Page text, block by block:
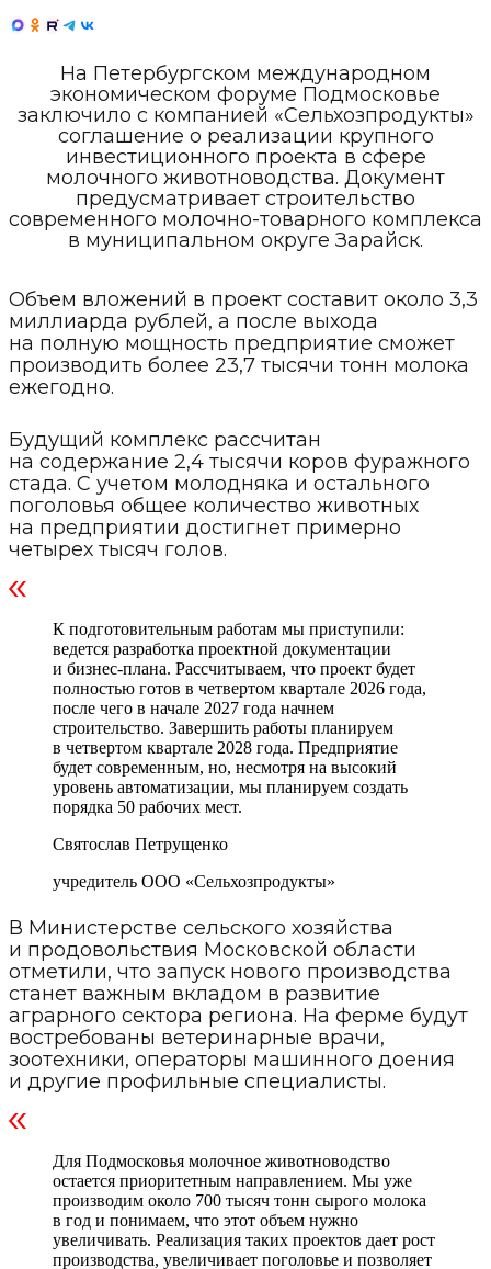
На Петербургском международном
экономическом форуме Подмосковье
заключило с компанией «Сельхозпродукты»
соглашение о реализации крупного
инвестиционного проекта в сфере
молочного животноводства. Документ
предусматривает строительство
современного молочно-товарного комплекса
в муниципальном округе Зарайск.
Объем вложений в проект составит около 3,3
миллиарда рублей, а после выхода
на полную мощность предприятие сможет
производить более 23,7 тысячи тонн молока
ежегодно.
Будущий комплекс рассчитан
на содержание 2,4 тысячи коров фуражного
стада. С учетом молодняка и остального
поголовья общее количество животных
на предприятии достигнет примерно
четырех тысяч голов.
К подготовительным работам мы приступили:
ведется разработка проектной документации
и бизнес-плана. Рассчитываем, что проект будет
полностью готов в четвертом квартале 2026 года,
после чего в начале 2027 года начнем
строительство. Завершить работы планируем
в четвертом квартале 2028 года. Предприятие
будет современным, но, несмотря на высокий
уровень автоматизации, мы планируем создать
порядка 50 рабочих мест.
Святослав Петрущенко
учредитель ООО «Сельхозпродукты»
В Министерстве сельского хозяйства
и продовольствия Московской области
отметили, что запуск нового производства
станет важным вкладом в развитие
аграрного сектора региона. На ферме будут
востребованы ветеринарные врачи,
зоотехники, операторы машинного доения
и другие профильные специалисты.
Для Подмосковья молочное животноводство
остается приоритетным направлением. Мы уже
производим около 700 тысяч тонн сырого молока
в год и понимаем, что этот объем нужно
увеличивать. Реализация таких проектов дает рост
производства, увеличивает поголовье и позволяет